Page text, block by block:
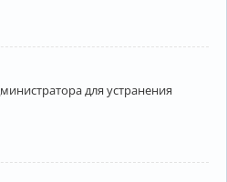
для устранения